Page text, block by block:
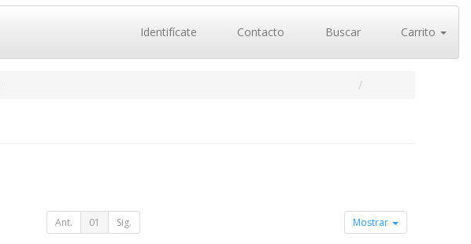
Identifícate Contacto Buscar Carrito
Ant. 01 Sig. Mostrar